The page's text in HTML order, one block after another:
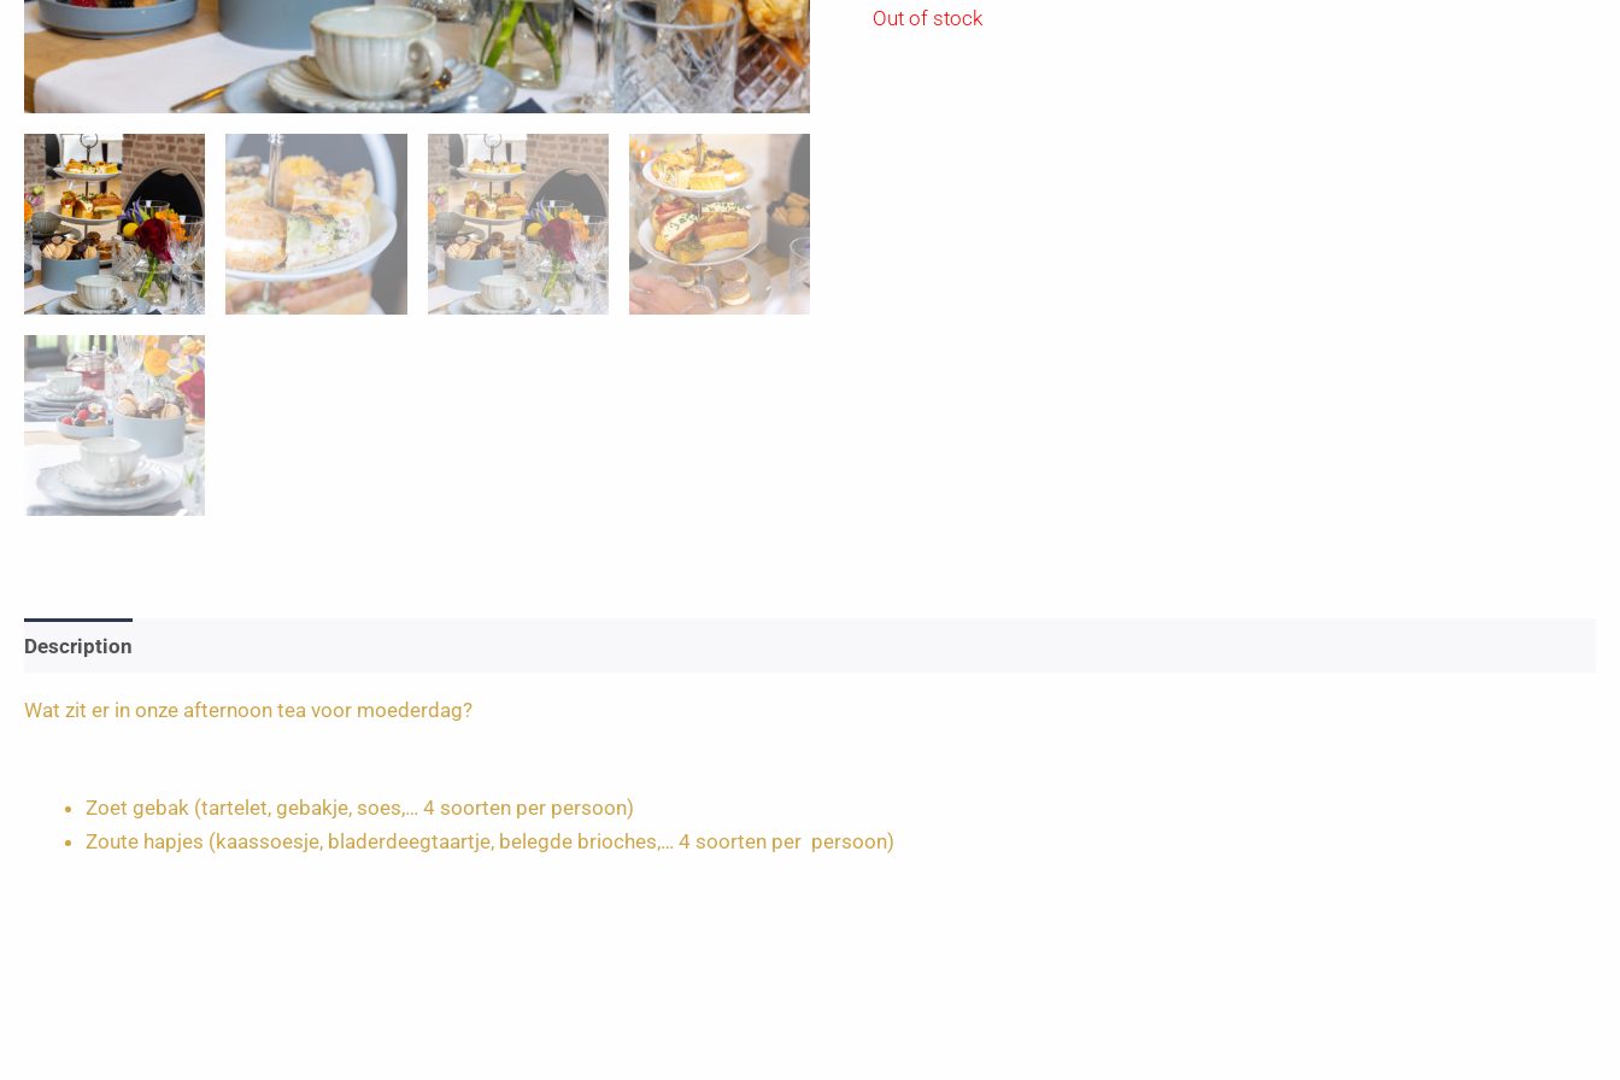
Out of stock
Description
Wat zit er in onze afternoon tea voor moederdag?
Zoet gebak (tartelet, gebakje, soes,… 4 soorten per persoon)
Zoute hapjes (kaassoesje, bladerdeegtaartje, belegde brioches,… 4 soorten per persoon)